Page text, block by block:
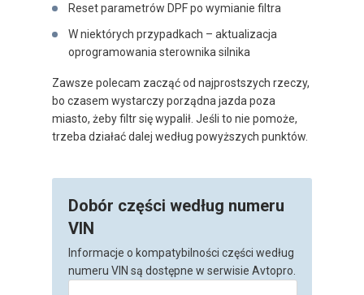
Reset parametrów DPF po wymianie filtra
W niektórych przypadkach – aktualizacja
oprogramowania sterownika silnika
Zawsze polecam zacząć od najprostszych rzeczy,
bo czasem wystarczy porządna jazda poza
miasto, żeby filtr się wypalił. Jeśli to nie pomoże,
trzeba działać dalej według powyższych punktów.
Dobór części według numeru
VIN
Informacje o kompatybilności części według
numeru VIN są dostępne w serwisie Avtopro.